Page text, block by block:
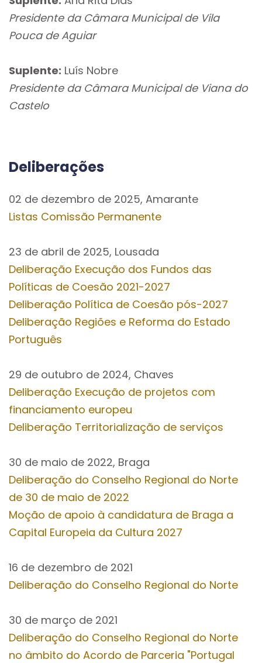
Presidente da Câmara Municipal de Vila
Pouca de Aguiar
Suplente: Luís Nobre
Presidente da Câmara Municipal de Viana do
Castelo
Deliberações
02 de dezembro de 2025, Amarante
Listas Comissão Permanente
23 de abril de 2025, Lousada
Deliberação Execução dos Fundos das
Políticas de Coesão 2021-2027
Deliberação Política de Coesão pós-2027
Deliberação Regiões e Reforma do Estado
Português
29 de outubro de 2024, Chaves
Deliberação Execução de projetos com
financiamento europeu
Deliberação Territorialização de serviços
30 de maio de 2022, Braga
Deliberação do Conselho Regional do Norte
de 30 de maio de 2022
Moção de apoio à candidatura de Braga a
Capital Europeia da Cultura 2027
16 de dezembro de 2021
Deliberação do Conselho Regional do Norte
30 de março de 2021
Deliberação do Conselho Regional do Norte
no âmbito do Acordo de Parceria "Portugal